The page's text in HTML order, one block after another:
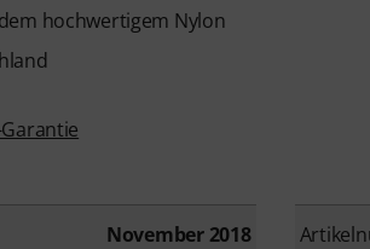
hochwertigem Nylon
November 2018